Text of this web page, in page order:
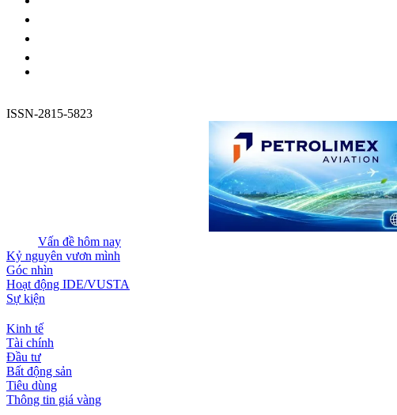
ISSN-2815-5823
Vấn đề hôm nay
Kỷ nguyên vươn mình
Góc nhìn
Hoạt động IDE/VUSTA
Sự kiện
Kinh tế
Tài chính
Đầu tư
Bất động sản
Tiêu dùng
Thông tin giá vàng